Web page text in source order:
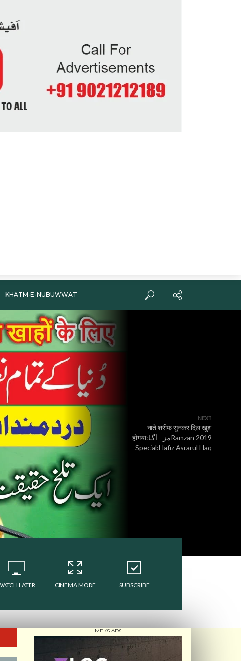
KHATM-E-NUBUWWAT
NEXT
नाते शरीफ सुनकर दिल खुश
होगया:مزہ آگیاRamzan 2019
Special:Hafiz Asrarul Haq
LATER CINEMA MODE SUBSCRIBE
MEKS ADS